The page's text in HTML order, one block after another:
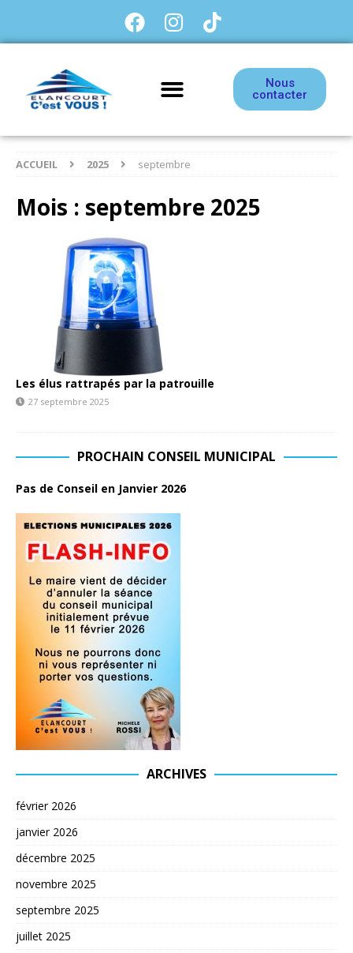
Nous
contacter
ACCUEIL 2025 septembre
Mois : septembre 2025
Les élus rattrapés par la patrouille
27 septembre 2025
PROCHAIN CONSEIL MUNICIPAL
Pas de Conseil en Janvier 2026
ARCHIVES
février 2026
janvier 2026
décembre 2025
novembre 2025
septembre 2025
juillet 2025